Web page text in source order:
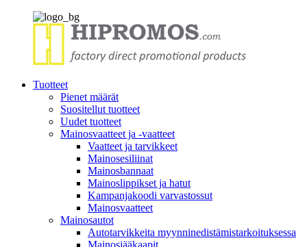
Tuotteet
Pienet määrät
Suositellut tuotteet
Uudet tuotteet
Mainosvaatteet ja -vaatteet
Vaatteet ja tarvikkeet
Mainosesiliinat
Mainosbannaat
Mainoslippikset ja hatut
Kampanjakoodi varvastossut
Mainosvaatteet
Mainosautot
Autotarvikkeita myynninedistämistarkoituksessa
Mainosjääkaapit